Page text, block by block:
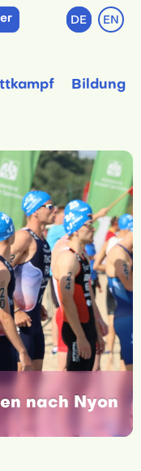
DE EN
Bildung
nach Nyon